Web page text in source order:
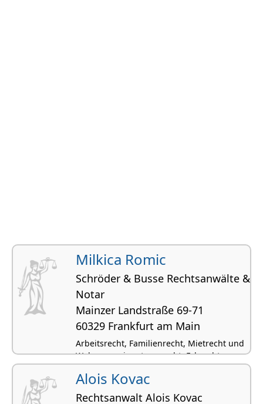
Milkica Romic
Schröder & Busse Rechtsanwälte &
Notar
Mainzer Landstraße 69-71
60329 Frankfurt am Main
Arbeitsrecht, Familienrecht, Mietrecht und
Wohnungseigentumsrecht, Erbrecht,
Strafrecht
Alois Kovac
Rechtsanwalt Alois Kovac